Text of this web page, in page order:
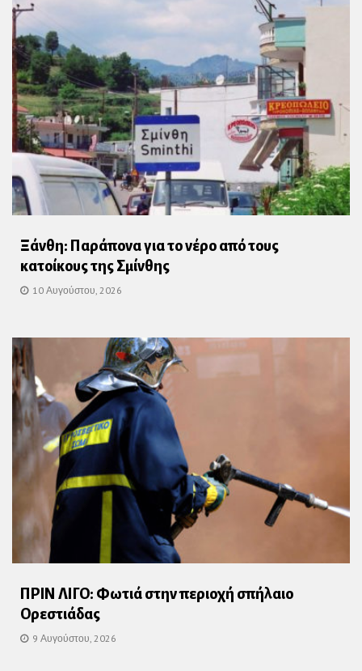
Ξάνθη: Παράπονα για το νέρο από τους
κατοίκους της Σμίνθης
10 Αυγούστου, 2026
ΠΡΙΝ ΛΙΓΟ: Φωτιά στην περιοχή σπήλαιο
Ορεστιάδας
9 Αυγούστου, 2026